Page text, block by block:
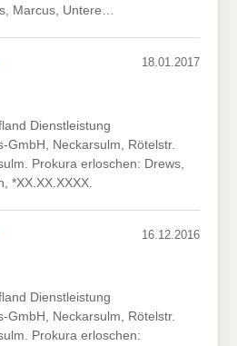
Marcus, Untere…
18.01.2017
Dienstleistung
GmbH, Neckarsulm, Rötelstr.
Prokura erloschen: Drews,
*XX.XX.XXXX.
16.12.2016
Dienstleistung
GmbH, Neckarsulm, Rötelstr.
Prokura erloschen: